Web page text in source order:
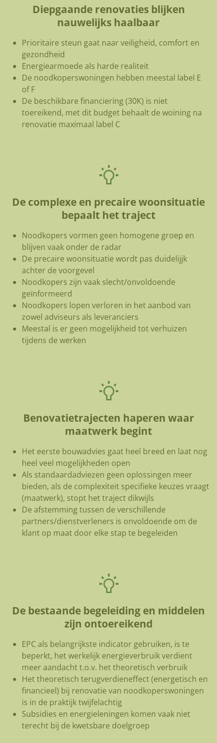
Diepgaande renovaties blijken
nauwelijks haalbaar
Prioritaire steun gaat naar veiligheid, comfort en
gezondheid
Energiearmoede als harde realiteit
De noodkoperswoningen hebben meestal label E
of F
De beschikbare financiering (30K) is niet
toereikend, met dit budget behaalt de woining na
renovatie maximaal label C
De complexe en precaire woonsituatie
bepaalt het traject
Noodkopers vormen geen homogene groep en
blijven vaak onder de radar
De precaire woonsituatie wordt pas duidelijjk
achter de voorgevel
Noodkopers zijn vaak slecht/onvoldoende
geïnformeerd
Noodkopers lopen verloren in het aanbod van
zowel adviseurs als leveranciers
Meestal is er geen mogelijkheid tot verhuizen
tijdens de werken
Benovatietrajecten haperen waar
maatwerk begint
Het eerste bouwadvies gaat heel breed en laat nog
heel veel mogelijkheden open
Als standaardadviezen geen oplossingen meer
bieden, als de complexiteit specifieke keuzes vraagt
(maatwerk), stopt het traject dikwijls
De afstemming tussen de verschillende
partners/dienstverleners is onvoldoende om de
klant op maat door elke stap te begeleiden
De bestaande begeleiding en middelen
zijn ontoereikend
EPC als belangrijkste indicator gebruiken, is te
beperkt, het werkelijk energieverbruik verdient
meer aandacht t.o.v. het theoretisch verbruik
Het theoretisch terugverdieneffect (energetisch en
financieel) bij renovatie van noodkoperswoningen
is in de praktijk twijfelachtig
Subsidies en energieleningen komen vaak niet
terecht bij de kwetsbare doelgroep